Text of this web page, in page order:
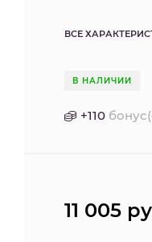
ВСЕ
В НАЛИЧИИ
+110
11 005